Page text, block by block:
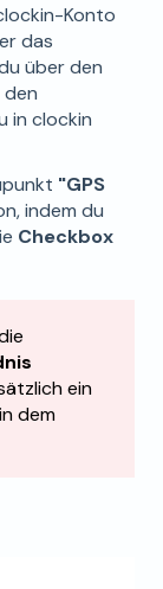
Konto
das
über den
den
in clockin
"GPS
indem du
Checkbox
ein
dem